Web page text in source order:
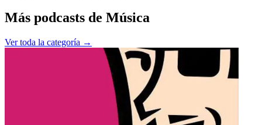
Más podcasts de Música
Ver toda la categoría →